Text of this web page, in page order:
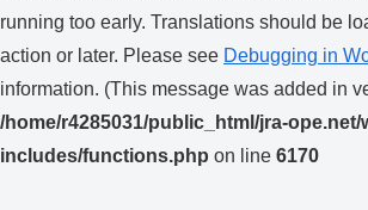
running too early. Translations should be
action or later. Please see Debugging in
information. (This message was added in
/home/r4285031/public_html/jra-ope.net/
includes/functions.php on line 6170